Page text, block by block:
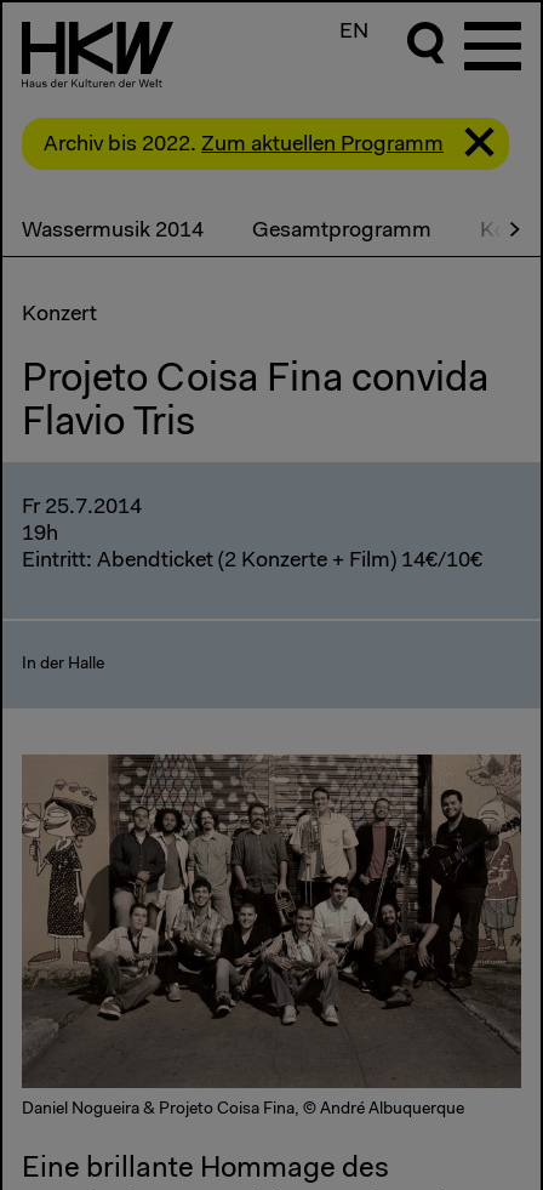
EN
Archiv bis 2022. Zum aktuellen Programm
Wassermusik 2014 Gesamtprogramm
Konzert
Projeto Coisa Fina convida
Flavio Tris
Fr 25.7.2014
19h
Eintritt: Abendticket (2 Konzerte + Film) 14€/10€
In der Halle
Daniel Nogueira & Projeto Coisa Fina, © André Albuquerque
Eine brillante Hommage des